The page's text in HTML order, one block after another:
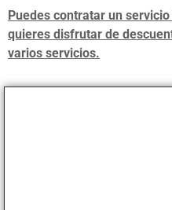
Puedes contratar un
quieres disfrutar de
varios servicios.